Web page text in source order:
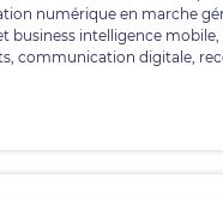
numérique en marche
intelligence
communication digitale,